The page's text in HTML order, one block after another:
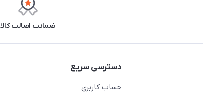
ضمانت اصالت کالا
دسترسی سریع
حساب کاربری